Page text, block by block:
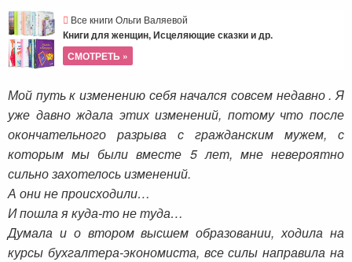
Все книги Ольги Валяевой
Книги для женщин, Исцеляющие сказки и др.
СМОТРЕТЬ »
Мой путь к изменению себя начался совсем недавно . Я
уже давно ждала этих изменений, потому что после
окончательного разрыва с гражданским мужем, с
которым мы были вместе 5 лет, мне невероятно
сильно захотелось изменений.
А они не происходили…
И пошла я куда-то не туда…
Думала и о втором высшем образовании, ходила на
курсы бухгалтера-экономиста, все силы направила на